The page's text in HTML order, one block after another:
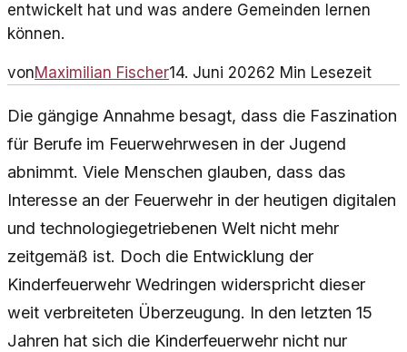
entwickelt hat und was andere Gemeinden lernen
können.
vonMaximilian Fischer14. Juni 20262 Min Lesezeit
Die gängige Annahme besagt, dass die Faszination
für Berufe im Feuerwehrwesen in der Jugend
abnimmt. Viele Menschen glauben, dass das
Interesse an der Feuerwehr in der heutigen digitalen
und technologiegetriebenen Welt nicht mehr
zeitgemäß ist. Doch die Entwicklung der
Kinderfeuerwehr Wedringen widerspricht dieser
weit verbreiteten Überzeugung. In den letzten 15
Jahren hat sich die Kinderfeuerwehr nicht nur